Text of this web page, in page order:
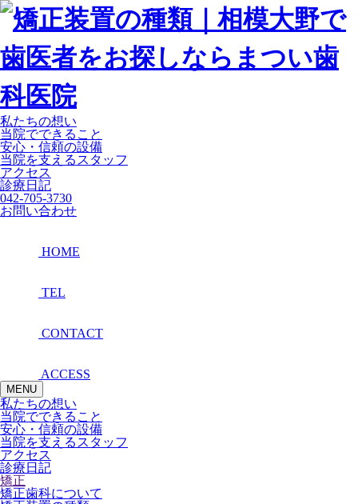
私たちの想い
当院でできること
安心・信頼の設備
当院を支えるスタッフ
アクセス
診療日記
042-705-3730
お問い合わせ
HOME
TEL
CONTACT
ACCESS
MENU
私たちの想い
当院でできること
安心・信頼の設備
当院を支えるスタッフ
アクセス
診療日記
矯正
矯正歯科について